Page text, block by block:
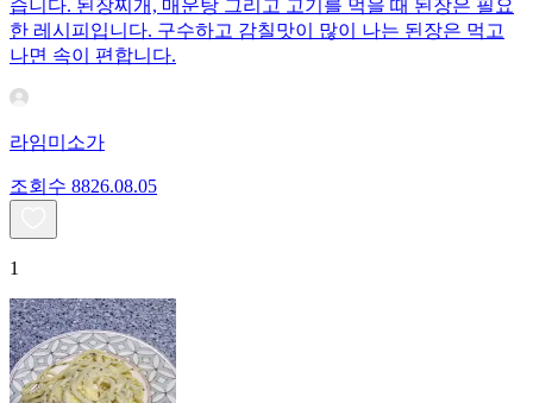
습니다. 된장찌개, 매운탕 그리고 고기를 먹을 때 된장은 필요
한 레시피입니다. 구수하고 감칠맛이 많이 나는 된장은 먹고
나면 속이 편합니다.
라임미소가
조회수 8826.08.05
1